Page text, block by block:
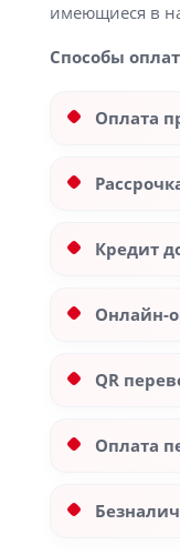
имеющиеся в
Способы
Оплата
Кредит
Онлайн-
QR
Оплата